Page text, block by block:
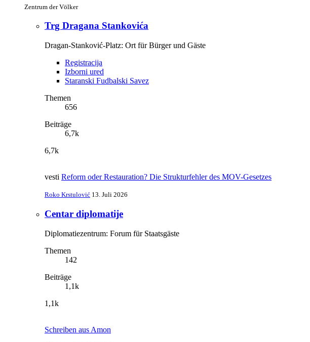
Zentrum der Völker
Trg Dragana Stankovića
Dragan-Stanković-Platz: Ort für Bürger und Gäste
Registracija
Izborni ured
Staranski Fudbalski Savez
Themen
656
Beiträge
6,7k
6,7k
vesti Reform oder Restauration? Die Strukturfehler des MOV-Gesetzes
Roko Krstulović 13. Juli 2026
Centar diplomatije
Diplomatiezentrum: Forum für Staatsgäste
Themen
142
Beiträge
1,1k
1,1k
Schreiben aus Amon